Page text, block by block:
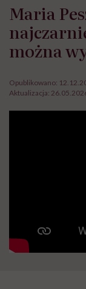
Maria
można
Opublikowano:
Aktualizacja: